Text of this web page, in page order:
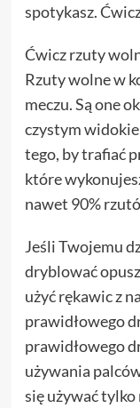
spotykasz.
Ćwicz rzuty
Rzuty wolne w
meczu. Są one
czystym
tego, by trafiać
które
nawet 90%
Jeśli Twojemu
dryblować
użyć rękawic z
prawidłowego
prawidłowego
używania
się używać